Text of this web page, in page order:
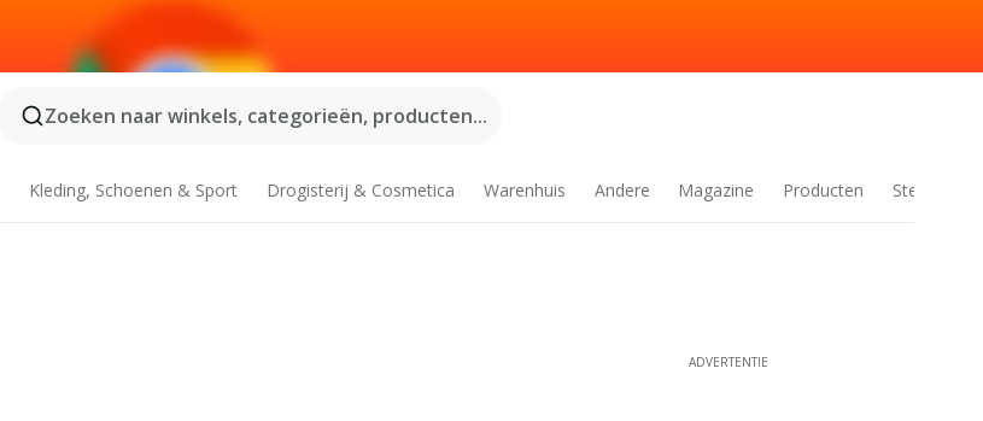
Zoeken naar winkels, categorieën, producten...
Kleding, Schoenen & Sport Drogisterij & Cosmetica Warenhuis Andere Magazine Producten Steden
ADVERTENTIE